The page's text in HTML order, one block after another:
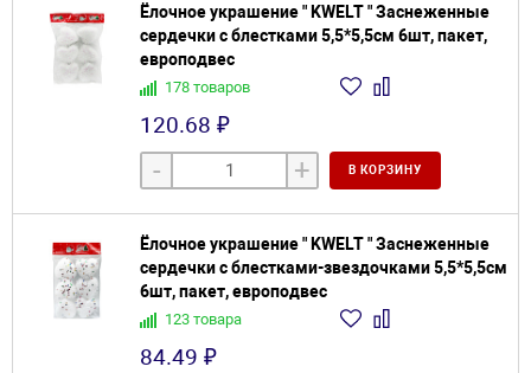
Ёлочное украшение " KWELT " Заснеженные
сердечки с блестками 5,5*5,5см 6шт, пакет,
европодвес
178 товаров
120.68 ₽
- + В КОРЗИНУ
Ёлочное украшение " KWELT " Заснеженные
сердечки с блестками-звездочками 5,5*5,5см
6шт, пакет, европодвес
123 товара
84.49 ₽